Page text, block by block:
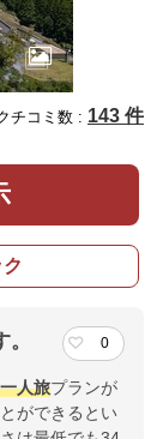
チコミ数 : 143 件
0
一人旅プランが
ができるとい